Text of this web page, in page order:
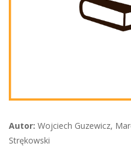
Autor: Wojciech Guzewicz,
Strękowski